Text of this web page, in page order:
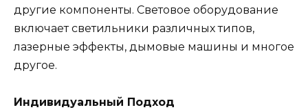
другие компоненты. Световое оборудование
включает светильники различных типов,
лазерные эффекты, дымовые машины и многое
другое.
Индивидуальный Подход